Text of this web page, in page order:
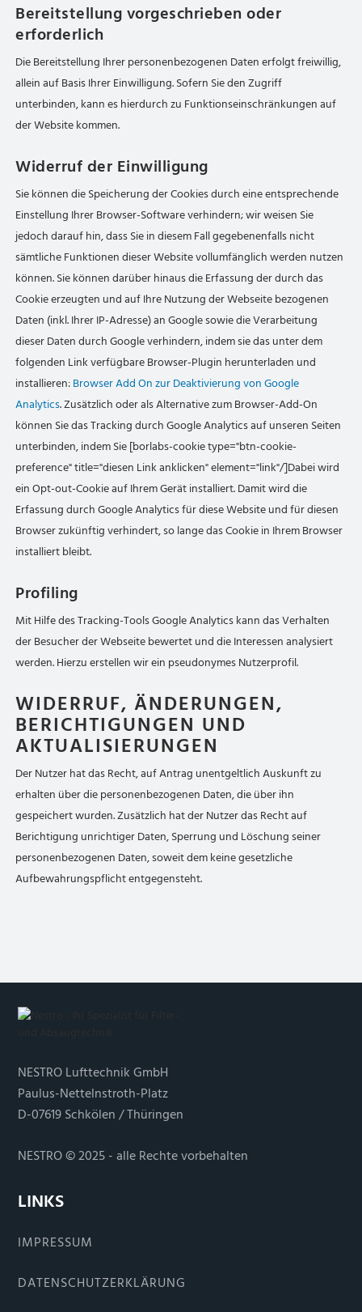
Bereitstellung vorgeschrieben oder
erforderlich
Die Bereitstellung Ihrer personenbezogenen Daten erfolgt freiwillig,
allein auf Basis Ihrer Einwilligung. Sofern Sie den Zugriff
unterbinden, kann es hierdurch zu Funktionseinschränkungen auf
der Website kommen.
Widerruf der Einwilligung
Sie können die Speicherung der Cookies durch eine entsprechende
Einstellung Ihrer Browser-Software verhindern; wir weisen Sie
jedoch darauf hin, dass Sie in diesem Fall gegebenenfalls nicht
sämtliche Funktionen dieser Website vollumfänglich werden nutzen
können. Sie können darüber hinaus die Erfassung der durch das
Cookie erzeugten und auf Ihre Nutzung der Webseite bezogenen
Daten (inkl. Ihrer IP-Adresse) an Google sowie die Verarbeitung
dieser Daten durch Google verhindern, indem sie das unter dem
folgenden Link verfügbare Browser-Plugin herunterladen und
installieren:Browser Add On zur Deaktivierung von Google
Analytics. Zusätzlich oder als Alternative zum Browser-Add-On
können Sie das Tracking durch Google Analytics auf unseren Seiten
unterbinden, indem Sie [borlabs-cookie type="btn-cookie-
preference" title="diesen Link anklicken" element="link"/]Dabei wird
ein Opt-out-Cookie auf Ihrem Gerät installiert. Damit wird die
Erfassung durch Google Analytics für diese Website und für diesen
Browser zukünftig verhindert, so lange das Cookie in Ihrem Browser
installiert bleibt.
Profiling
Mit Hilfe des Tracking-Tools Google Analytics kann das Verhalten
der Besucher der Webseite bewertet und die Interessen analysiert
werden. Hierzu erstellen wir ein pseudonymes Nutzerprofil.
WIDERRUF, ÄNDERUNGEN,
BERICHTIGUNGEN UND
AKTUALISIERUNGEN
Der Nutzer hat das Recht, auf Antrag unentgeltlich Auskunft zu
erhalten über die personenbezogenen Daten, die über ihn
gespeichert wurden. Zusätzlich hat der Nutzer das Recht auf
Berichtigung unrichtiger Daten, Sperrung und Löschung seiner
personenbezogenen Daten, soweit dem keine gesetzliche
Aufbewahrungspflicht entgegensteht.
NESTRO Lufttechnik GmbH
Paulus-Nettelnstroth-Platz
D-07619 Schkölen / Thüringen
NESTRO © 2025 - alle Rechte vorbehalten
LINKS
IMPRESSUM
DATENSCHUTZERKLÄRUNG